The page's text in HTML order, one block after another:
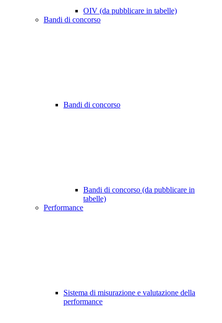
OIV (da pubblicare in tabelle)
Bandi di concorso
Bandi di concorso
Bandi di concorso (da pubblicare in
tabelle)
Performance
Sistema di misurazione e valutazione della
performance